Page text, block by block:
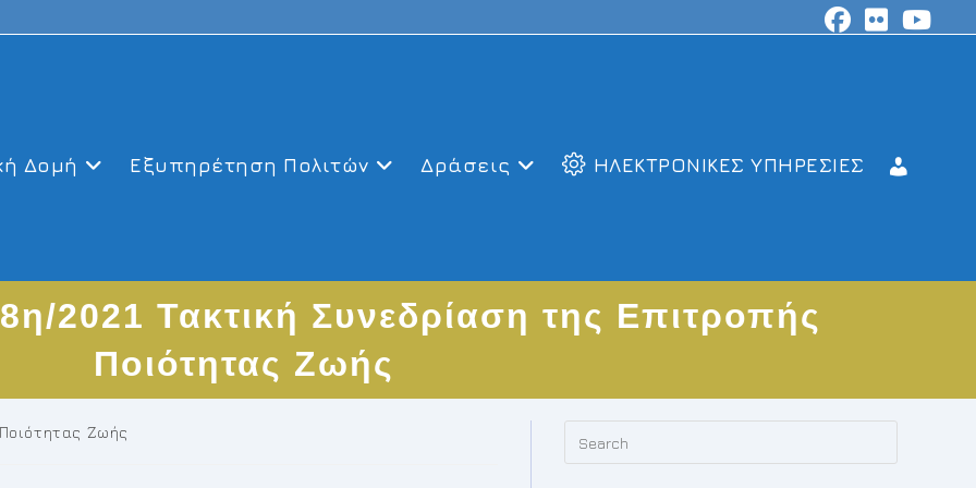
Δομή Εξυπηρέτηση Πολιτών Δράσεις ΗΛΕΚΤΡΟΝΙΚΕΣ ΥΠΗΡΕΣΙΕΣ
2021 Τακτική Συνεδρίαση της Επιτροπής
Ποιότητας Ζωής
Ζωής
Escape